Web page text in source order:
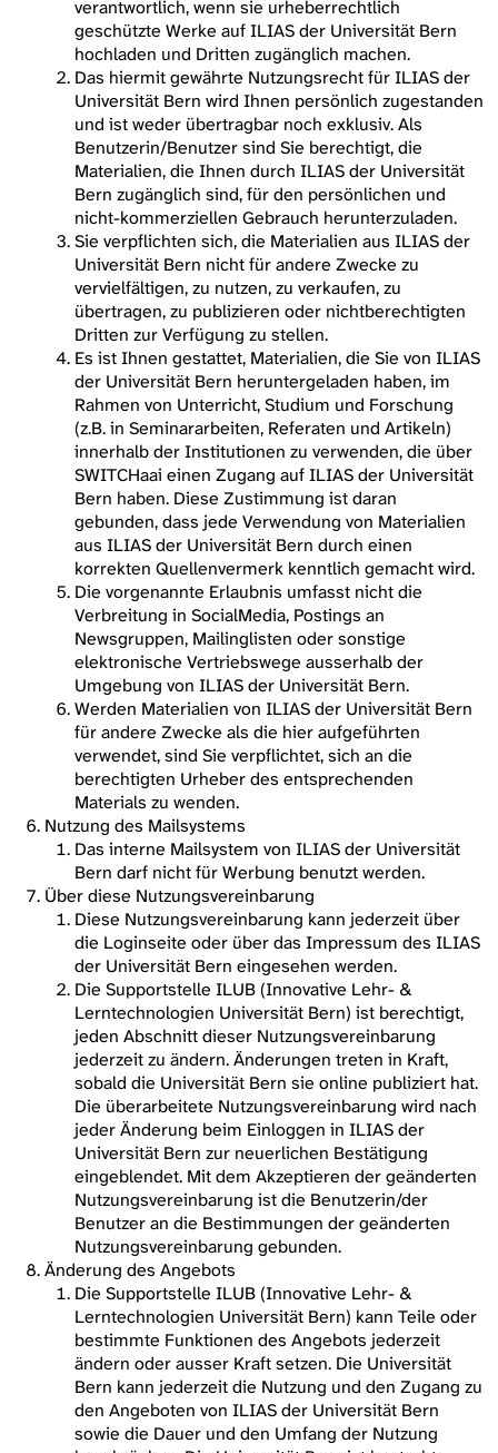
verantwortlich, wenn sie urheberrechtlich
geschützte Werke auf ILIAS der Universität Bern
hochladen und Dritten zugänglich machen.
Das hiermit gewährte Nutzungsrecht für ILIAS der
Universität Bern wird Ihnen persönlich zugestanden
und ist weder übertragbar noch exklusiv. Als
Benutzerin/Benutzer sind Sie berechtigt, die
Materialien, die Ihnen durch ILIAS der Universität
Bern zugänglich sind, für den persönlichen und
nicht-kommerziellen Gebrauch herunterzuladen.
Sie verpflichten sich, die Materialien aus ILIAS der
Universität Bern nicht für andere Zwecke zu
vervielfältigen, zu nutzen, zu verkaufen, zu
übertragen, zu publizieren oder nichtberechtigten
Dritten zur Verfügung zu stellen.
Es ist Ihnen gestattet, Materialien, die Sie von ILIAS
der Universität Bern heruntergeladen haben, im
Rahmen von Unterricht, Studium und Forschung
(z.B. in Seminararbeiten, Referaten und Artikeln)
innerhalb der Institutionen zu verwenden, die über
SWITCHaai einen Zugang auf ILIAS der Universität
Bern haben. Diese Zustimmung ist daran
gebunden, dass jede Verwendung von Materialien
aus ILIAS der Universität Bern durch einen
korrekten Quellenvermerk kenntlich gemacht wird.
Die vorgenannte Erlaubnis umfasst nicht die
Verbreitung in SocialMedia, Postings an
Newsgruppen, Mailinglisten oder sonstige
elektronische Vertriebswege ausserhalb der
Umgebung von ILIAS der Universität Bern.
Werden Materialien von ILIAS der Universität Bern
für andere Zwecke als die hier aufgeführten
verwendet, sind Sie verpflichtet, sich an die
berechtigten Urheber des entsprechenden
Materials zu wenden.
Nutzung des Mailsystems
Das interne Mailsystem von ILIAS der Universität
Bern darf nicht für Werbung benutzt werden.
Über diese Nutzungsvereinbarung
Diese Nutzungsvereinbarung kann jederzeit über
die Loginseite oder über das Impressum des ILIAS
der Universität Bern eingesehen werden.
Die Supportstelle ILUB (Innovative Lehr- &
Lerntechnologien Universität Bern) ist berechtigt,
jeden Abschnitt dieser Nutzungsvereinbarung
jederzeit zu ändern. Änderungen treten in Kraft,
sobald die Universität Bern sie online publiziert hat.
Die überarbeitete Nutzungsvereinbarung wird nach
jeder Änderung beim Einloggen in ILIAS der
Universität Bern zur neuerlichen Bestätigung
eingeblendet. Mit dem Akzeptieren der geänderten
Nutzungsvereinbarung ist die Benutzerin/der
Benutzer an die Bestimmungen der geänderten
Nutzungsvereinbarung gebunden.
Änderung des Angebots
Die Supportstelle ILUB (Innovative Lehr- &
Lerntechnologien Universität Bern) kann Teile oder
bestimmte Funktionen des Angebots jederzeit
ändern oder ausser Kraft setzen. Die Universität
Bern kann jederzeit die Nutzung und den Zugang zu
den Angeboten von ILIAS der Universität Bern
sowie die Dauer und den Umfang der Nutzung